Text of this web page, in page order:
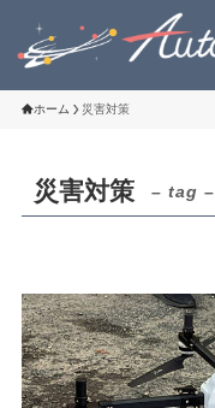
社長挨拶
設立について
お問い合わせ
ホーム 災害対策
災害対策 – tag –